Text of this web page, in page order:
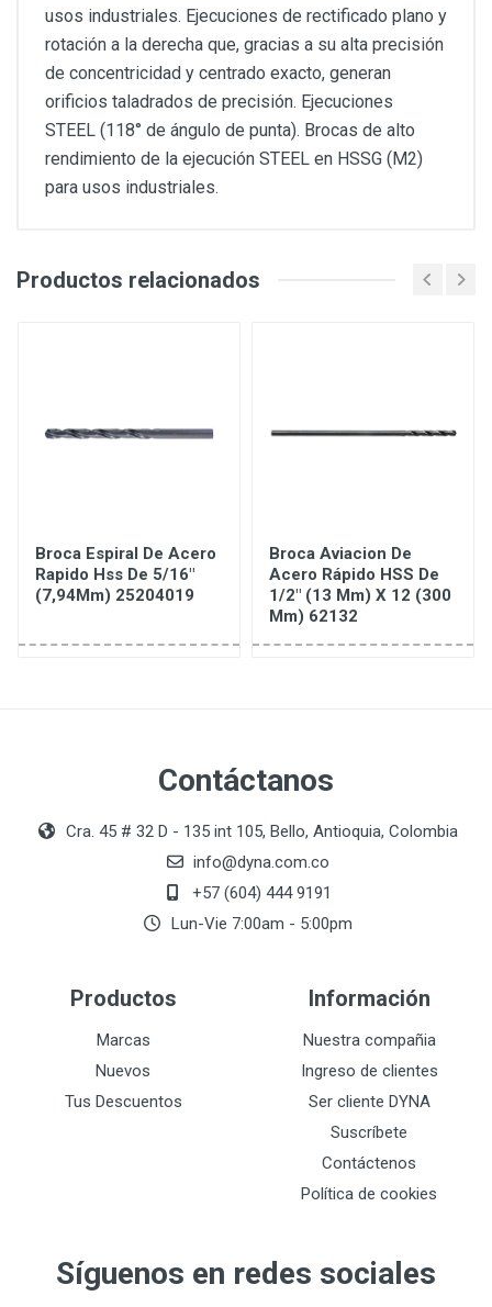
usos industriales. Ejecuciones de rectificado plano y
rotación a la derecha que, gracias a su alta precisión
de concentricidad y centrado exacto, generan
orificios taladrados de precisión. Ejecuciones
STEEL (118° de ángulo de punta). Brocas de alto
rendimiento de la ejecución STEEL en HSSG (M2)
para usos industriales.
Productos relacionados
Broca Espiral De Acero
Rapido Hss De 5/16"
(7,94Mm) 25204019
Broca Aviacion De
Acero Rápido HSS De
1/2" (13 Mm) X 12 (300
Mm) 62132
Contáctanos
Cra. 45 # 32 D - 135 int 105, Bello, Antioquia, Colombia
info@dyna.com.co
+57 (604) 444 9191
Lun-Vie 7:00am - 5:00pm
Productos
Marcas
Nuevos
Tus Descuentos
Información
Nuestra compañia
Ingreso de clientes
Ser cliente DYNA
Suscríbete
Contáctenos
Política de cookies
Síguenos en redes sociales